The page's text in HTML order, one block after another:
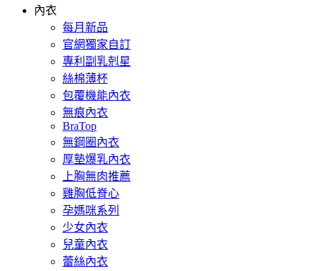
內衣
每月新品
官網獨家自訂
專利副乳剋星
絲棉薄杯
包覆機能內衣
無痕內衣
BraTop
無鋼圈內衣
厚墊爆乳內衣
上胸無肉推薦
雞胸低脊心
孕媽咪系列
少女內衣
兒童內衣
蕾絲內衣